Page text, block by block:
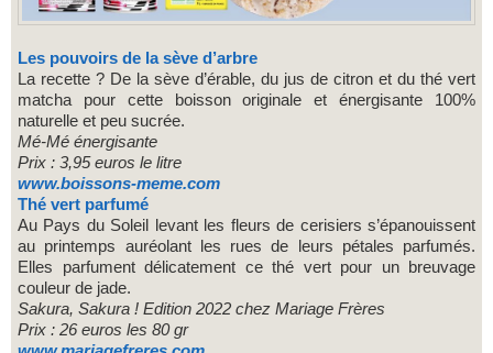
Les pouvoirs de la sève d’arbre
La recette ? De la sève d’érable, du jus de citron et du thé vert
matcha pour cette boisson originale et énergisante 100%
naturelle et peu sucrée.
Mé-Mé énergisante
Prix : 3,95 euros le litre
www.boissons-meme.com
Thé vert parfumé
Au Pays du Soleil levant les fleurs de cerisiers s’épanouissent
au printemps auréolant les rues de leurs pétales parfumés.
Elles parfument délicatement ce thé vert pour un breuvage
couleur de jade.
Sakura, Sakura ! Edition 2022 chez Mariage Frères
Prix : 26 euros les 80 gr